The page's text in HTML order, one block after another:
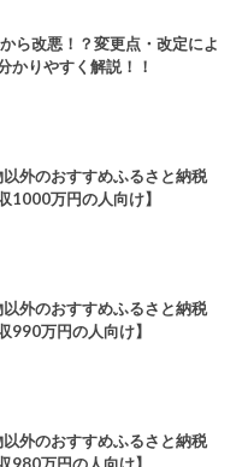
ら改悪！？変更点・改定によ
かりやすく解説！！
以外のおすすめふるさと納税
1000万円の人向け】
以外のおすすめふるさと納税
990万円の人向け】
以外のおすすめふるさと納税